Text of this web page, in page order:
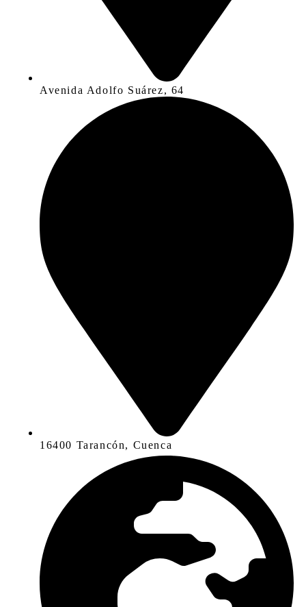
Avenida Adolfo Suárez, 64
16400 Tarancón, Cuenca